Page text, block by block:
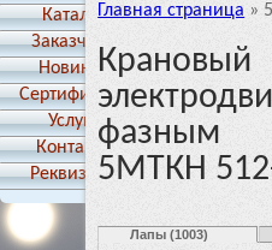
Каталог
Заказчики
Новинки
Cертификаты
Услуги
Контакты
Реквизиты
Главная страница »
Крановый
5МТКН
Лапы (1003)